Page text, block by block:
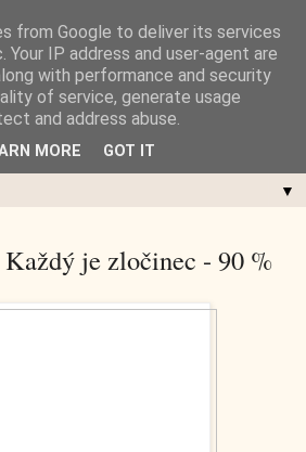
▼
je zločinec - 90 %
from Google to deliver its services
Your IP address and user-agent are
with performance and security
of service, generate usage
and address abuse.
MORE GOT IT